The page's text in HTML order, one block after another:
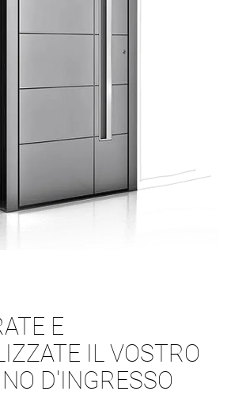
E
IL VOSTRO
D'INGRESSO